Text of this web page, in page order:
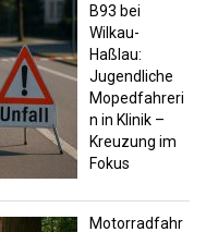
B93 bei
Wilkau-
Haßlau:
Jugendliche
Mopedfahreri
n in Klinik –
Kreuzung im
Fokus
Motorradfahr